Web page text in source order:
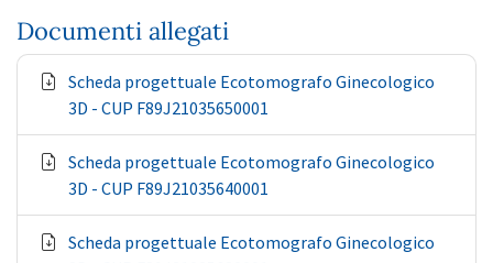
Documenti allegati
Scheda progettuale Ecotomografo Ginecologico
3D - CUP F89J21035650001
Scheda progettuale Ecotomografo Ginecologico
3D - CUP F89J21035640001
Scheda progettuale Ecotomografo Ginecologico